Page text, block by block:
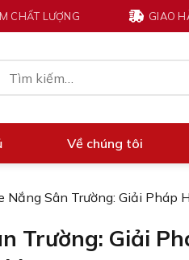
CHẤT LƯỢNG GIAO
kiếm:
Về chúng tôi
Nắng Sân Trường: Giải Pháp
Trường: Giải